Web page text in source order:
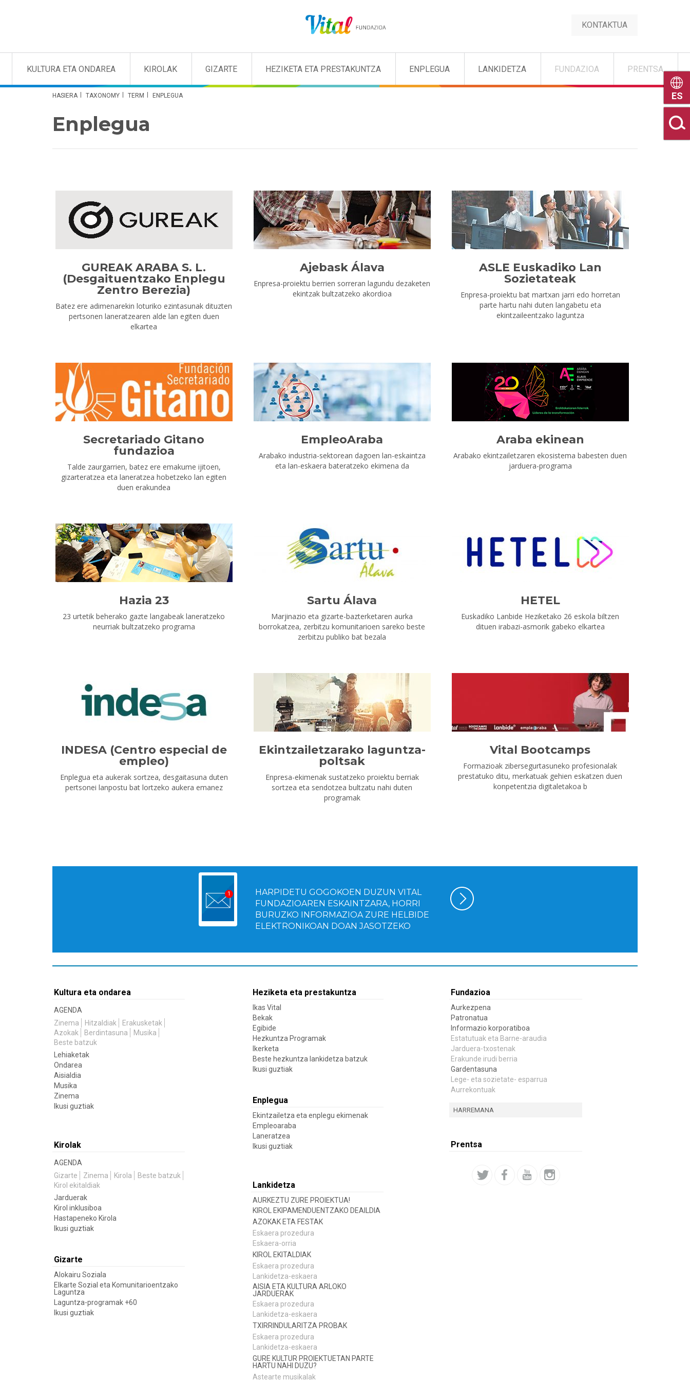
KONTAKTUA
KULTURA ETA ONDAREA KIROLAK GIZARTE HEZIKETA ETA PRESTAKUNTZA ENPLEGUA LANKIDETZA FUNDAZIOA PRENTSA
HASIERA TAXONOMY TERM ENPLEGUA
Enplegua
GUREAK ARABA S. L.
(Desgaituentzako Enplegu
Zentro Berezia)
Batez ere adimenarekin loturiko ezintasunak dituzten
pertsonen laneratzearen alde lan egiten duen
elkartea
Ajebask Álava
Enpresa-proiektu berrien sorreran lagundu dezaketen
ekintzak bultzatzeko akordioa
ASLE Euskadiko Lan
Sozietateak
Enpresa-proiektu bat martxan jarri edo horretan
parte hartu nahi duten langabetu eta
ekintzaileentzako laguntza
Secretariado Gitano
fundazioa
Talde zaurgarrien, batez ere emakume ijitoen,
gizarteratzea eta laneratzea hobetzeko lan egiten
duen erakundea
EmpleoAraba
Arabako industria-sektorean dagoen lan-eskaintza
eta lan-eskaera bateratzeko ekimena da
Araba ekinean
Arabako ekintzailetzaren ekosistema babesten duen
jarduera-programa
Hazia 23
23 urtetik beherako gazte langabeak laneratzeko
neurriak bultzatzeko programa
Sartu Álava
Marjinazio eta gizarte-bazterketaren aurka
borrokatzea, zerbitzu komunitarioen sareko beste
zerbitzu publiko bat bezala
HETEL
Euskadiko Lanbide Heziketako 26 eskola biltzen
dituen irabazi-asmorik gabeko elkartea
INDESA (Centro especial de
empleo)
Enplegua eta aukerak sortzea, desgaitasuna duten
pertsonei lanpostu bat lortzeko aukera emanez
Ekintzailetzarako laguntza-
poltsak
Enpresa-ekimenak sustatzeko proiektu berriak
sortzea eta sendotzea bultzatu nahi duten
programak
Vital Bootcamps
Formazioak zibersegurtasuneko profesionalak
prestatuko ditu, merkatuak gehien eskatzen duen
konpetentzia digitaletakoa b
HARPIDETU GOGOKOEN DUZUN VITAL
FUNDAZIOAREN ESKAINTZARA, HORRI
BURUZKO INFORMAZIOA ZURE HELBIDE
ELEKTRONIKOAN DOAN JASOTZEKO
Kultura eta ondarea
AGENDA
Zinema
Hitzaldiak
Erakusketak
Azokak
Berdintasuna
Musika
Beste batzuk
Lehiaketak
Ondarea
Aisialdia
Musika
Zinema
Ikusi guztiak
Kirolak
AGENDA
Gizarte
Zinema Kirola
Beste batzuk
Kirol ekitaldiak
Jarduerak
Kirol inklusiboa
Hastapeneko Kirola
Ikusi guztiak
Gizarte
Alokairu Soziala
Elkarte Sozial eta Komunitarioentzako
Laguntza
Laguntza-programak +60
Ikusi guztiak
Heziketa eta prestakuntza
Ikas Vital
Bekak
Egibide
Hezkuntza Programak
Ikerketa
Beste hezkuntza lankidetza batzuk
Ikusi guztiak
Enplegua
Ekintzailetza eta enplegu ekimenak
Empleoaraba
Laneratzea
Ikusi guztiak
Lankidetza
AURKEZTU ZURE PROIEKTUA!
KIROL EKIPAMENDUENTZAKO DEAILDIA
AZOKAK ETA FESTAK
Eskaera prozedura
Eskaera-orria
KIROL EKITALDIAK
Eskaera prozedura
Lankidetza-eskaera
AISIA ETA KULTURA ARLOKO
JARDUERAK
Eskaera prozedura
Lankidetza-eskaera
TXIRRINDULARITZA PROBAK
Eskaera prozedura
Lankidetza-eskaera
GURE KULTUR PROIEKTUETAN PARTE
HARTU NAHI DUZU?
Astearte musikalak
Fundazioa
Aurkezpena
Patronatua
Informazio korporatiboa
Estatutuak eta Barne-araudia
Jarduera-txostenak
Erakunde irudi berria
Gardentasuna
Lege- eta sozietate- esparrua
Aurrekontuak
HARREMANA
Prentsa